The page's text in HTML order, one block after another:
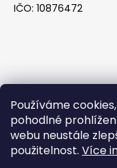
Používáme
pohodlné
webu neustále
použitelnost. Více
D
p
o
r
u
IČO: 10876472
Facebook